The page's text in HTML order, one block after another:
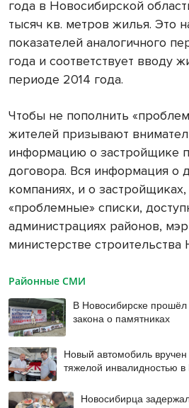
года в Новосибирской
тысяч кв. метров жилья. Это
показателей аналогичного
года и соответствует вводу
периоде 2014 года.
Чтобы не пополнить
жителей призывают
информацию о застройщике
договора. Вся информация о
компаниях, и о
«проблемные» списки,
администрациях районов,
министерстве
Районные СМИ
В Новосибирске прошёл
закона о памятниках
Новый автомобиль
тяжелой инвалидностью в
Новосибирца